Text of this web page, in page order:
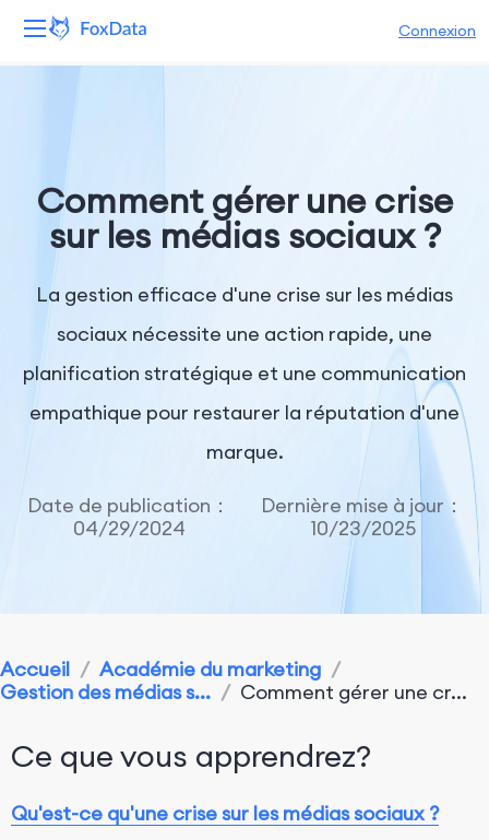
Connexion
Solutions
Entreprise
Comment gérer une crise
sur les médias sociaux ?
La gestion efficace d'une crise sur les médias
sociaux nécessite une action rapide, une
planification stratégique et une communication
empathique pour restaurer la réputation d'une
marque.
Date de publication：
04/29/2024
Dernière mise à jour：
10/23/2025
Accueil / Académie du marketing /
Gestion des médias s... / Comment gérer une cr...
Ce que vous apprendrez?
Qu'est-ce qu'une crise sur les médias sociaux ?